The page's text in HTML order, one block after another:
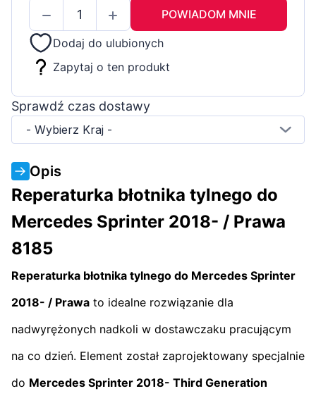
POWIADOM MNIE
Dodaj do ulubionych
Zapytaj o ten produkt
Sprawdź czas dostawy
- Wybierz Kraj -
Opis
Reperaturka błotnika tylnego do
Mercedes Sprinter 2018- / Prawa
8185
Reperaturka błotnika tylnego do Mercedes Sprinter
2018- / Prawa to idealne rozwiązanie dla
nadwyrężonych nadkoli w dostawczaku pracującym
na co dzień. Element został zaprojektowany specjalnie
do Mercedes Sprinter 2018- Third Generation